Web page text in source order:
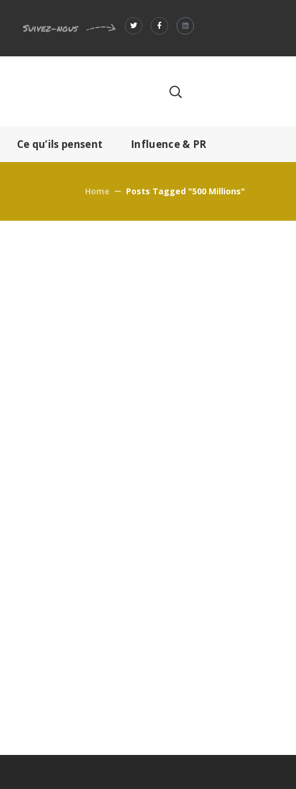
Suivez-nous
Ce qu’ils pensent Influence & PR
Home Posts Tagged "500 Millions"